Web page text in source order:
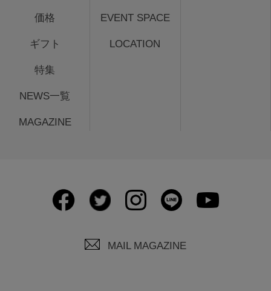
価格
ギフト
特集
NEWS一覧
MAGAZINE
EVENT SPACE
LOCATION
MAIL MAGAZINE